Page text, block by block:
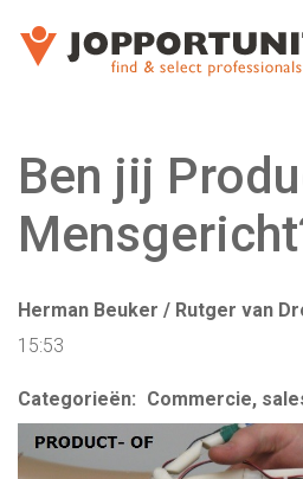
JOPPORTUNITY MEDIA
TEAM
EXECUTIVE SEARCH
MARKET RESEARCH
CARRIÈRECOACHING
Ben jij
Herman Beuker / Rutger van
15:53
Categorieën: Commercie,